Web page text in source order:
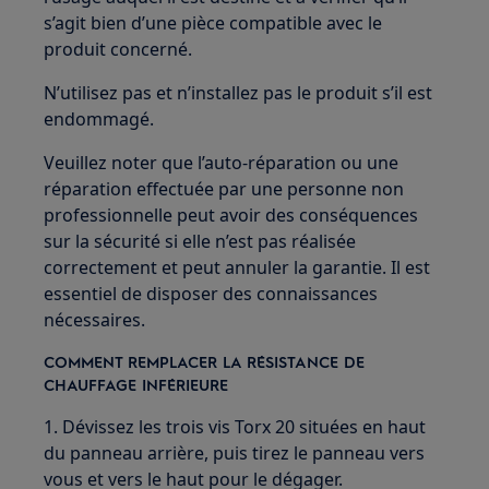
s’agit bien d’une pièce compatible avec le
produit concerné.
N’utilisez pas et n’installez pas le produit s’il est
endommagé.
Veuillez noter que l’auto‑réparation ou une
réparation effectuée par une personne non
professionnelle peut avoir des conséquences
sur la sécurité si elle n’est pas réalisée
correctement et peut annuler la garantie. Il est
essentiel de disposer des connaissances
nécessaires.
COMMENT REMPLACER LA RÉSISTANCE DE
CHAUFFAGE INFÉRIEURE
1. Dévissez les trois vis Torx 20 situées en haut
du panneau arrière, puis tirez le panneau vers
vous et vers le haut pour le dégager.